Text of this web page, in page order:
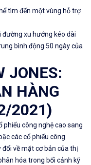
tìm đến một vùng hỗ trợ
đường xu hướng kéo dài
bình động 50 ngày của
JONES:
HÀNG
2021)
phiếu công nghệ cao sang
các cổ phiếu công
về mặt cơ bản của thị
hóa trong bối cảnh kỹ